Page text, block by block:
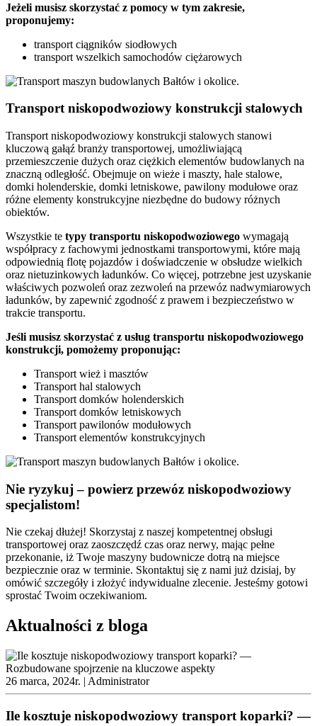
Jeżeli musisz skorzystać z pomocy w tym zakresie,
proponujemy:
transport ciągników siodłowych
transport wszelkich samochodów ciężarowych
Transport niskopodwoziowy konstrukcji stalowych
Transport niskopodwoziowy konstrukcji stalowych stanowi
kluczową gałąź branży transportowej, umożliwiającą
przemieszczenie dużych oraz ciężkich elementów budowlanych na
znaczną odległość. Obejmuje on wieże i maszty, hale stalowe,
domki holenderskie, domki letniskowe, pawilony modułowe oraz
różne elementy konstrukcyjne niezbędne do budowy różnych
obiektów.
Wszystkie te typy transportu niskopodwoziowego wymagają
współpracy z fachowymi jednostkami transportowymi, które mają
odpowiednią flotę pojazdów i doświadczenie w obsłudze wielkich
oraz nietuzinkowych ładunków. Co więcej, potrzebne jest uzyskanie
właściwych pozwoleń oraz zezwoleń na przewóz nadwymiarowych
ładunków, by zapewnić zgodność z prawem i bezpieczeństwo w
trakcie transportu.
Jeśli musisz skorzystać z usług transportu niskopodwoziowego
konstrukcji, pomożemy proponując:
Transport wież i masztów
Transport hal stalowych
Transport domków holenderskich
Transport domków letniskowych
Transport pawilonów modułowych
Transport elementów konstrukcyjnych
Nie ryzykuj – powierz przewóz niskopodwoziowy
specjalistom!
Nie czekaj dłużej! Skorzystaj z naszej kompetentnej obsługi
transportowej oraz zaoszczędź czas oraz nerwy, mając pełne
przekonanie, iż Twoje maszyny budownicze dotrą na miejsce
bezpiecznie oraz w terminie. Skontaktuj się z nami już dzisiaj, by
omówić szczegóły i złożyć indywidualne zlecenie. Jesteśmy gotowi
sprostać Twoim oczekiwaniom.
Aktualności z bloga
26 marca, 2024r. | Administrator
Ile kosztuje niskopodwoziowy transport koparki? —